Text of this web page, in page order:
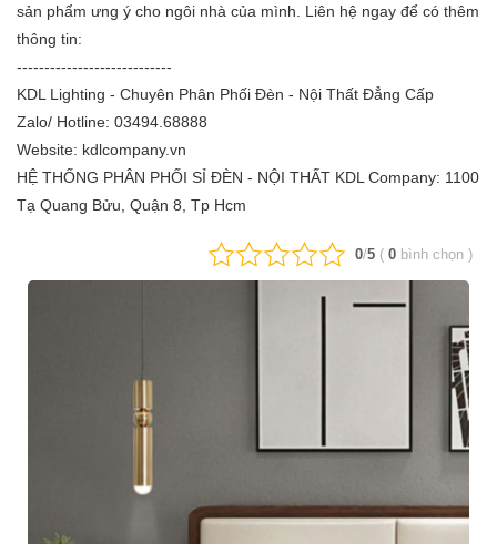
sản phẩm ưng ý cho ngôi nhà của mình. Liên hệ ngay để có thêm
thông tin:
----------------------------
KDL Lighting - Chuyên Phân Phối Đèn - Nội Thất Đẳng Cấp
Zalo/ Hotline: 03494.68888
Website: kdlcompany.vn
HỆ THỐNG PHÂN PHỐI SỈ ĐÈN - NỘI THẤT KDL Company: 1100
Tạ Quang Bửu, Quận 8, Tp Hcm
0/5 ( 0 bình chọn)